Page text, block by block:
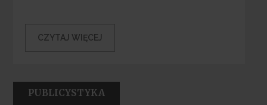
CZYTAJ WIĘCEJ
PUBLICYSTYKA